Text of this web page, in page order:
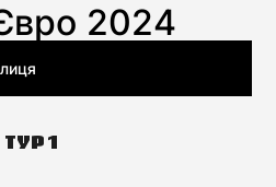
2024
Тур 1